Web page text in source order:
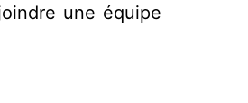
une équipe